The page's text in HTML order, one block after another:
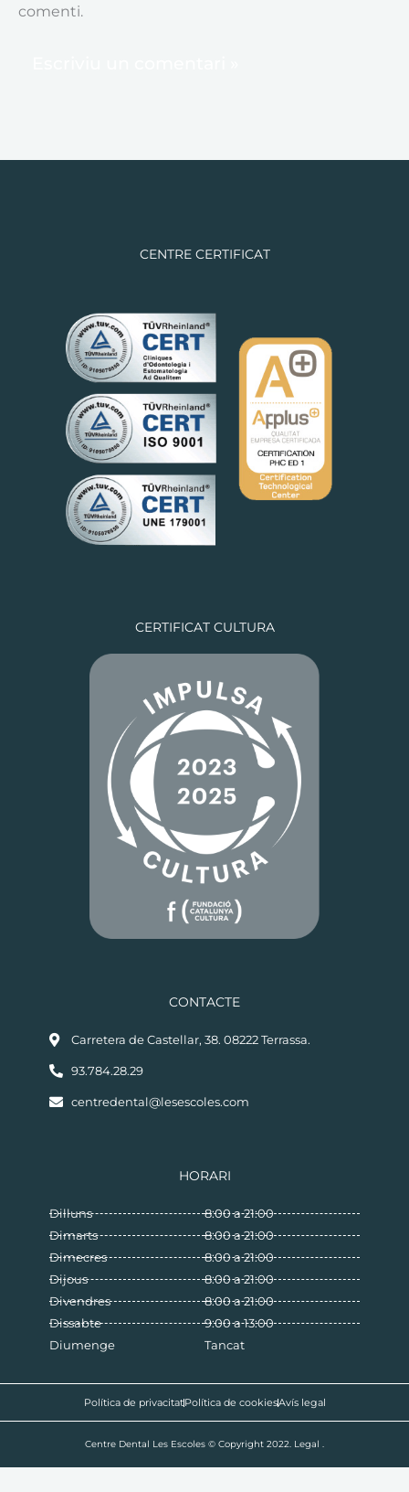
comenti.
CENTRE CERTIFICAT
CERTIFICAT CULTURA
CONTACTE
Carretera de Castellar, 38. 08222 Terrassa.
93.784.28.29
centredental@lesescoles.com
HORARI
Dilluns
Dimarts
Dimecres
Dijous
Divendres
Dissabte
Diumenge
8:00 a 21:00
8:00 a 21:00
8:00 a 21:00
8:00 a 21:00
8:00 a 21:00
9:00 a 13:00
Tancat
Política de privacitatPolítica de cookiesAvís legal
Centre Dental Les Escoles © Copyright 2022. Legal .